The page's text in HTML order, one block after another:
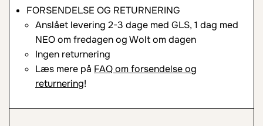
FORSENDELSE OG RETURNERING
Anslået levering 2-3 dage med GLS, 1 dag med
NEO om fredagen og Wolt om dagen
Ingen returnering
Læs mere på FAQ om forsendelse og
returnering!